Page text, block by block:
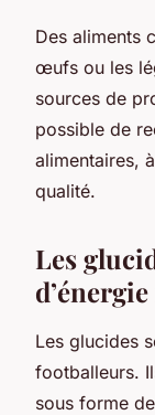
Des aliments
œufs ou les
sources de
possible de
alimentaires,
qualité.
Les
Les glucides
footballeurs.
sous forme